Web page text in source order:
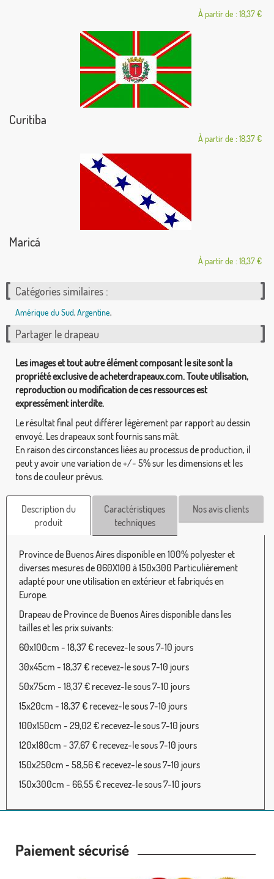
À partir de : 18,37 €
Curitiba
À partir de : 18,37 €
Maricá
À partir de : 18,37 €
Catégories similaires :
Amérique du Sud,Argentine,
Partager le drapeau
Les images et tout autre élément composant le site sont la
propriété exclusive de acheterdrapeaux.com. Toute utilisation,
reproduction ou modification de ces ressources est
expressément interdite.
Le résultat final peut différer légèrement par rapport au dessin
envoyé. Les drapeaux sont fournis sans mât.
En raison des circonstances liées au processus de production, il
peut y avoir une variation de +/- 5% sur les dimensions et les
tons de couleur prévus.
Description du
produit
Caractéristiques
techniques
Nos avis clients
Province de Buenos Aires disponible en 100% polyester et
diverses mesures de 060X100 à 150x300 Particulièrement
adapté pour une utilisation en extérieur et fabriqués en
Europe.
Drapeau de Province de Buenos Aires disponible dans les
tailles et les prix suivants:
60x100cm - 18,37 € recevez-le sous 7-10 jours
30x45cm - 18,37 € recevez-le sous 7-10 jours
50x75cm - 18,37 € recevez-le sous 7-10 jours
15x20cm - 18,37 € recevez-le sous 7-10 jours
100x150cm - 29,02 € recevez-le sous 7-10 jours
120x180cm - 37,67 € recevez-le sous 7-10 jours
150x250cm - 58,56 € recevez-le sous 7-10 jours
150x300cm - 66,55 € recevez-le sous 7-10 jours
Paiement sécurisé